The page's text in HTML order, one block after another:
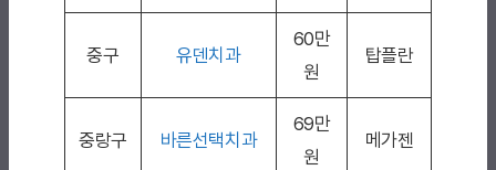
중구 유덴치과
60만
원
탑플란
중랑구 바른선택치과
69만
원
메가젠